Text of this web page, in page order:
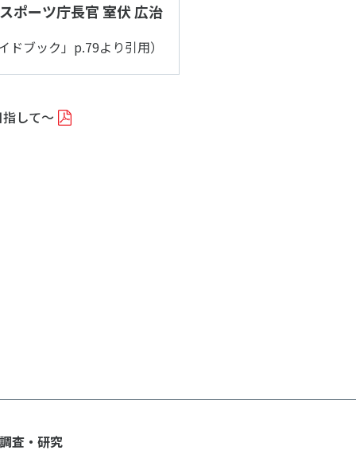
スポーツ庁⻑官 室伏 広治
ドブック」p.79より引用）
して～
調査・研究